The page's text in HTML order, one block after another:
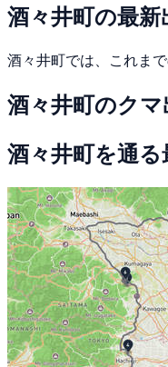
酒々井町の最新
酒々井町では、これま
酒々井町のク
酒々井町を通